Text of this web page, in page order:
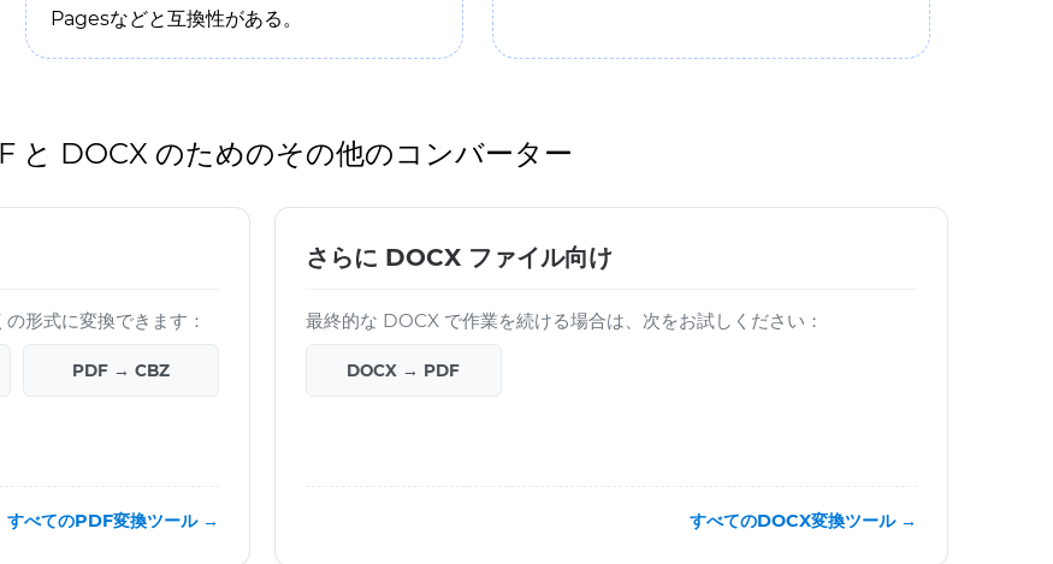
Pagesなどと互換性がある。
と DOCX のためのその他のコンバーター
形式に変換できます：
PDF → CBZ
すべてのPDF変換ツール →
さらに DOCX ファイル向け
最終的な DOCX で作業を続ける場合は、次をお試しください：
DOCX → PDF
すべてのDOCX変換ツール →